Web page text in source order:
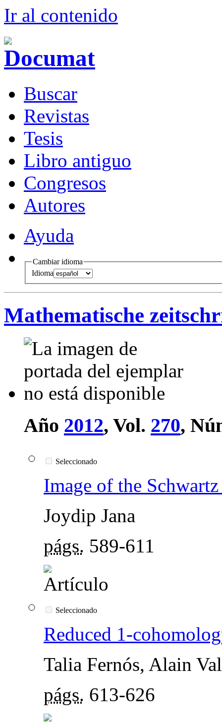
Ir al contenido
Buscar
Revistas
Tesis
Libro antiguo
Congresos
Autores
Ayuda
Cambiar idioma
Idioma
Mathematische
Año 2012, Vol. 270,
Seleccionado
Image of the
Joydip Jana
págs. 589-611
Seleccionado
Reduced 1-
Talia Fernós, Alain
págs. 613-626